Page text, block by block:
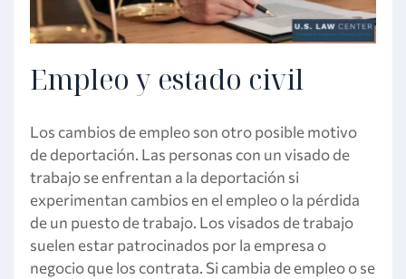
Empleo y estado civil
Los cambios de empleo son otro posible motivo
de deportación. Las personas con un visado de
trabajo se enfrentan a la deportación si
experimentan cambios en el empleo o la pérdida
de un puesto de trabajo. Los visados de trabajo
suelen estar patrocinados por la empresa o
negocio que los contrata. Si cambia de empleo o se